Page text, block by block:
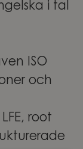
i tal
ISO
och
root